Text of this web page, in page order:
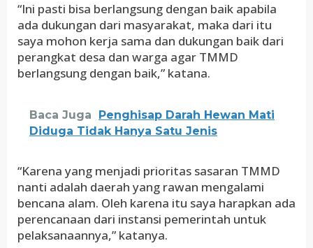
“Ini pasti bisa berlangsung dengan baik apabila
ada dukungan dari masyarakat, maka dari itu
saya mohon kerja sama dan dukungan baik dari
perangkat desa dan warga agar TMMD
berlangsung dengan baik,” katana.
Baca Juga
Penghisap Darah Hewan Mati
Diduga Tidak Hanya Satu Jenis
“Karena yang menjadi prioritas sasaran TMMD
nanti adalah daerah yang rawan mengalami
bencana alam. Oleh karena itu saya harapkan ada
perencanaan dari instansi pemerintah untuk
pelaksanaannya,” katanya.